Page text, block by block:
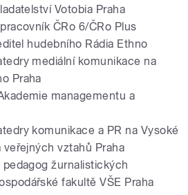
Votobia Praha
ČRo 6/ČRo Plus
hudebního Rádia Ethno
mediální komunikace na
Praha
managementu a
komunikace a PR na Vysoké
vztahů Praha
žurnalistických
fakultě VŠE Praha